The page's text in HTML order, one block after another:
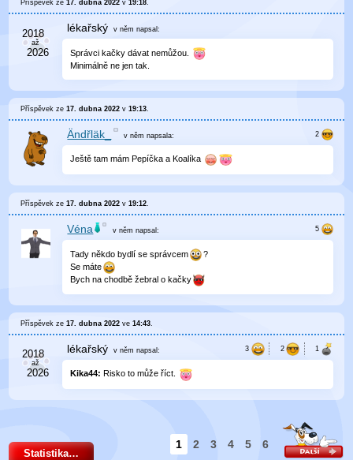
Příspěvek ze17. dubna 2022 v19:18.
lékařský v něm napsal:
Správci kačky dávat nemůžou.
Minimálně ne jen tak.
Příspěvek ze17. dubna 2022 v19:13
Ändřläk_ v němnapsala:
Ještě tam mám Pepíčka a Koalíka
Příspěvek ze17. dubna 2022 v19:12.
Véna v němnapsal:
Tady někdo bydlí se správcem
?
Se máte
Bych na chodbě žebral o kačky
Příspěvek ze17. dubna 2022 ve14:43
lékařský v něm napsal:
Kika44: Risko to může říct.
1 2 3 4 5 6
Statistika…